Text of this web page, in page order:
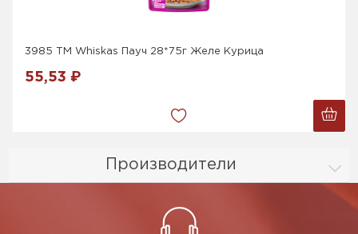
Производители
3985 ТМ Whiskas Пауч 28*75г Желе Курица
55,53 ₽